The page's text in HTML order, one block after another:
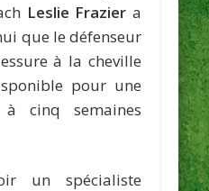
Leslie Frazier a
que le défenseur
à la cheville
pour une
cinq semaines
un spécialiste